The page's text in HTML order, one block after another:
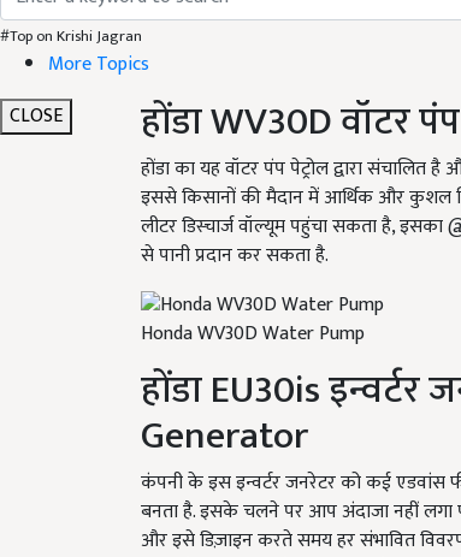
#Top on Krishi Jagran
More Topics
CLOSE
होंडा WV30Dवॉटर पंप
होंडा का यह वॉटर पंप पेट्रोल द्वारा
इससे किसानों की मैदान में आर्थिकऔर कुशल
लीटर डिस्चार्ज वॉल्यूम पहुंचा सकता है, इसका
से पानी प्रदान कर सकता है.
Honda WV30D Water Pump
होंडा EU30isइन्वर्टर
Generator
कंपनी के इस इन्वर्टर जनरेटर को कई एडवांस
बनता है. इसके चलने पर आप अंदाजा नहीं लगा
और इसे डिज़ाइन करते समय हर संभावित